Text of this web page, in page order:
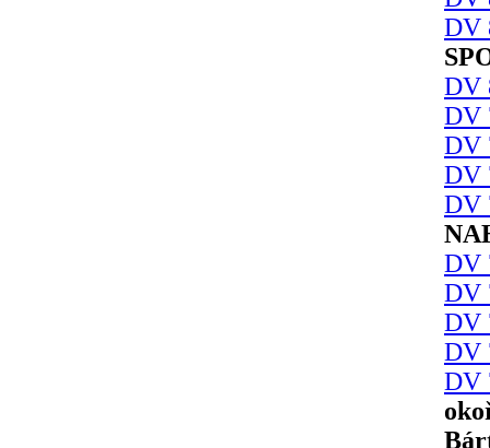
DV
DV
DV
DV
DV
DV
DV
DV
DV
DV
DV